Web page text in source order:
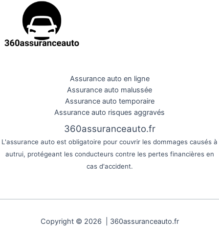
Assurance auto en ligne
Assurance auto malussée
Assurance auto temporaire
Assurance auto risques aggravés
360assuranceauto.fr
L'assurance auto est obligatoire pour couvrir les dommages causés à
autrui, protégeant les conducteurs contre les pertes financières en
cas d'accident.
Copyright © 2026 | 360assuranceauto.fr